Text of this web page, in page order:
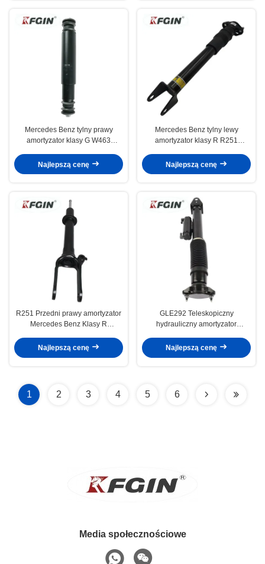
Mercedes Benz tylny prawy
amortyzator klasy G W463
Najlepszą cenę
Mercedes Benz tylny lewy
amortyzator klasy R R251
Najlepszą cenę
R251 Przedni prawy amortyzator
Mercedes Benz Klasy R
Najlepszą cenę
GLE292 Teleskopiczny
hydrauliczny amortyzator
Najlepszą cenę
1 2 3 4 5 6
Media społecznościowe